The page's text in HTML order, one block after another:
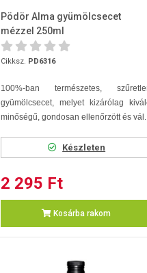
Pödör Alma gyümölcsecet
mézzel 250ml
Cikksz. PD6316
100%-ban természetes,
gyümölcsecet, melyet kizárólag
minőségű, gondosan ellenőrzött és vál...
Készleten
2 295 Ft
Kosárba rakom